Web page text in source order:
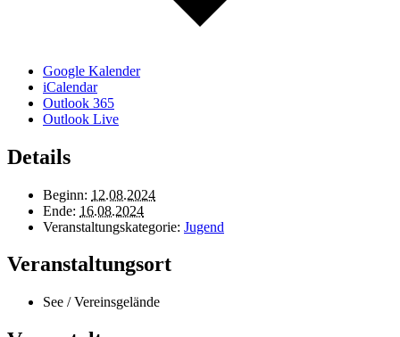
Google Kalender
iCalendar
Outlook 365
Outlook Live
Details
Beginn: 12.08.2024
Ende: 16.08.2024
Veranstaltungskategorie: Jugend
Veranstaltungsort
See / Vereinsgelände